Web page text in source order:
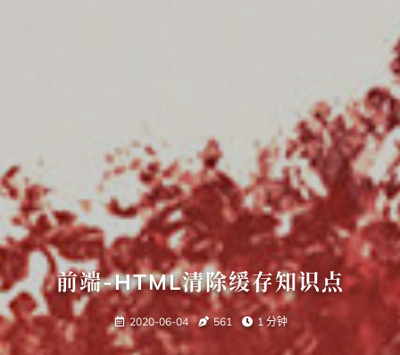
前端-HTML清除缓存知识点
2020-06-04 561 1 分钟